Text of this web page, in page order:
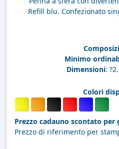
Refill blu. Confezionato
Minimo
Dimensioni:
Colori
Prezzo cadauno scontato
Prezzo di riferimento per